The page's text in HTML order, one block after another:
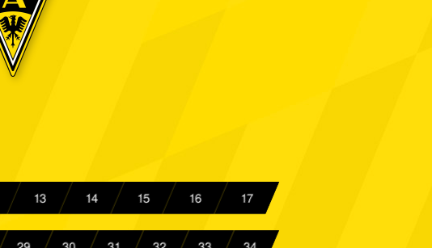
Alemannia Aachen
Borussia Dortmund
Alemannia Aachen
Spielbericht
Alemannia Aachen
Spielbericht
13 14 15 16 17